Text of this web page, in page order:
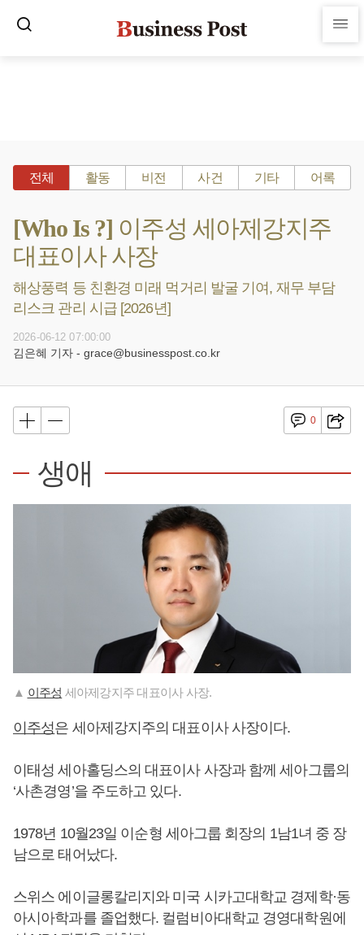
전체 활동 비전 사건 기타 어록
[Who Is ?] 이주성 세아제강지주
대표이사 사장
해상풍력 등 친환경 미래 먹거리 발굴 기여, 재무 부담
리스크 관리 시급 [2026년]
2026-06-12 07:00:00
김은혜 기자 - grace@businesspost.co.kr
0
생애
▲ 이주성 세아제강지주 대표이사 사장.
이주성은 세아제강지주의 대표이사 사장이다.
이태성 세아홀딩스의 대표이사 사장과 함께 세아그룹의
‘사촌경영’을 주도하고 있다.
1978년 10월23일 이순형 세아그룹 회장의 1남1녀 중 장
남으로 태어났다.
스위스 에이글롱칼리지와 미국 시카고대학교 경제학·동
아시아학과를 졸업했다. 컬럼비아대학교 경영대학원에